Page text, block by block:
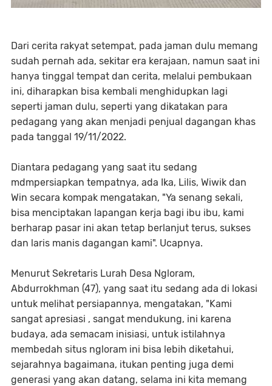
Dari cerita rakyat setempat, pada jaman dulu memang
sudah pernah ada, sekitar era kerajaan, namun saat ini
hanya tinggal tempat dan cerita, melalui pembukaan
ini, diharapkan bisa kembali menghidupkan lagi
seperti jaman dulu, seperti yang dikatakan para
pedagang yang akan menjadi penjual dagangan khas
pada tanggal 19/11/2022.
Diantara pedagang yang saat itu sedang
mdmpersiapkan tempatnya, ada Ika, Lilis, Wiwik dan
Win secara kompak mengatakan, "Ya senang sekali,
bisa menciptakan lapangan kerja bagi ibu ibu, kami
berharap pasar ini akan tetap berlanjut terus, sukses
dan laris manis dagangan kami". Ucapnya.
Menurut Sekretaris Lurah Desa Ngloram,
Abdurrokhman (47), yang saat itu sedang ada di lokasi
untuk melihat persiapannya, mengatakan, "Kami
sangat apresiasi , sangat mendukung, ini karena
budaya, ada semacam inisiasi, untuk istilahnya
membedah situs ngloram ini bisa lebih diketahui,
sejarahnya bagaimana, itukan penting juga demi
generasi yang akan datang, selama ini kita memang